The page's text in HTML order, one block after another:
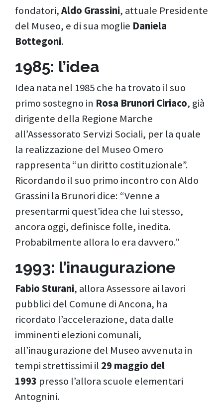
fondatori,Aldo Grassini, attuale Presidente
del Museo, e di sua moglie Daniela
Bottegoni.
1985: l’idea
Idea nata nel 1985 che ha trovato il suo
primo sostegno in Rosa Brunori Ciriaco, già
dirigente della Regione Marche
all’Assessorato Servizi Sociali, per la quale
la realizzazione del Museo Omero
rappresenta “un diritto costituzionale”.
Ricordando il suo primo incontro con Aldo
Grassini la Brunori dice: “Venne a
presentarmi quest’idea che lui stesso,
ancora oggi, definisce folle, inedita.
Probabilmente allora lo era davvero.”
1993: l’inaugurazione
Fabio Sturani, allora Assessore ai lavori
pubblici del Comune di Ancona, ha
ricordato l’accelerazione, data dalle
imminenti elezioni comunali,
all’inaugurazione del Museo avvenuta in
tempi strettissimi il 29 maggio del
1993 presso l’allora scuole elementari
Antognini.